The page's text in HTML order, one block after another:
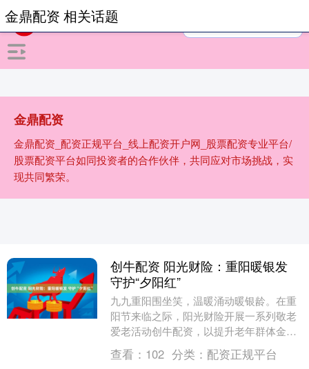
金鼎配资
金鼎配资_配资正规平台_线上配资开户网_股票配资专业平台/
股票配资平台如同投资者的合作伙伴，共同应对市场挑战，实
现共同繁荣。
金鼎配资 相关话题
创牛配资 阳光财险：重阳暖银发
守护“夕阳红”
九九重阳围坐笑，温暖涌动暖银龄。在重
阳节来临之际，阳光财险开展一系列敬老
爱老活动创牛配资，以提升老年群体金融
服务水平、优化老年群体保障覆盖面、维
护老年群体金融权....
查看： 102 分类： 配资正规平台